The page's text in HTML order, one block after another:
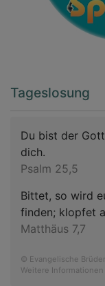
Tageslosung
Du bist der
dich.
Psalm 25,5
Bittet, so wird
finden; klopfet
Matthäus 7,7
© Evangelische
Weitere